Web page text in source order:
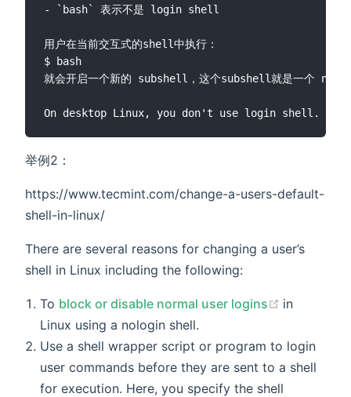
- `bash` 表示不是 login shell
用户在当前交互式的shell中执行：
$ bash
就会开启一个新的 subshell，这个subshell就是一个
举例2：
https://www.tecmint.com/change-a-users-default-
shell-in-linux/
There are several reasons for changing a user’s
shell in Linux including the following:
To block or disable normal user logins (opens
in
Linux using a nologin shell.
Use a shell wrapper script or program to login
user commands before they are sent to a shell
for execution. Here, you specify the shell